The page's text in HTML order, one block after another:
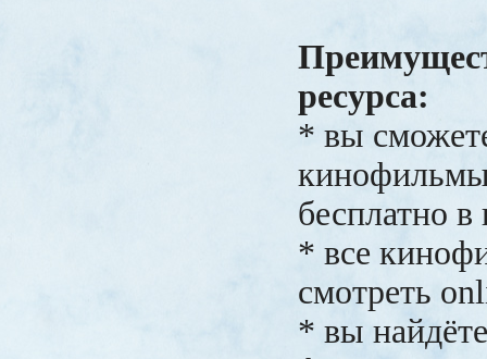
ресурса:
* вы
бесплатно в
* все
смотреть
* вы